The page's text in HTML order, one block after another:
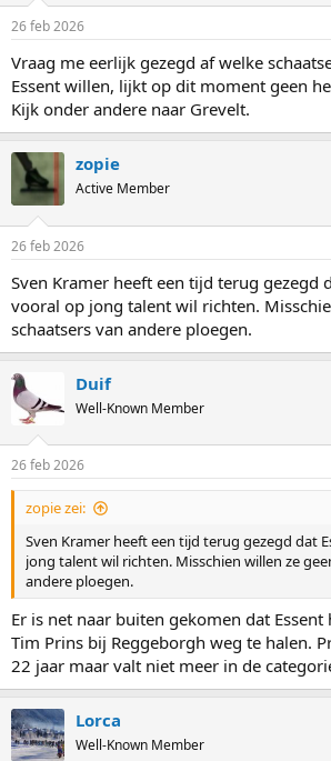
26 feb 2026
Vraag me eerlijk gezegd af welke
Essent willen, lijkt op dit moment geen
Kijk onder andere naar Grevelt.
zopie
Active Member
26 feb 2026
Sven Kramer heeft een tijd terug gezegd
vooral op jong talent wil richten.
schaatsers van andere ploegen.
Duif
Well-Known Member
26 feb 2026
zopie zei:
Sven Kramer heeft een tijd terug gezegd dat
jong talent wil richten. Misschien willen ze
andere ploegen.
Er is net naar buiten gekomen dat
Tim Prins bij Reggeborgh weg te halen.
22 jaar maar valt niet meer in de
Lorca
Well-Known Member